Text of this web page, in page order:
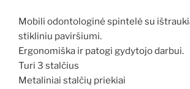
Mobili odontologinė spintelė su
stikliniu paviršiumi.
Ergonomiška ir patogi gydytojo darbui.
Turi 3 stalčius
Metaliniai stalčių priekiai